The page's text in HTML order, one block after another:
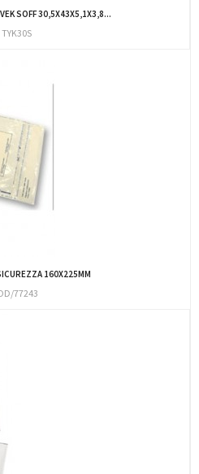
SOFF 30,5X43X5,1X3,8...
TYK30S
160X225MM
77243